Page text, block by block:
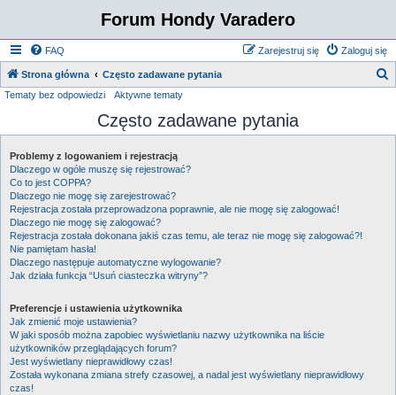
Forum Hondy Varadero
FAQ Zaloguj się
Zarejestruj się
Strona główna Często zadawane pytania
k
Tematy bez odpowiedzi Aktywne tematy
Często zadawane pytania
Problemy z logowaniem i rejestracją
Dlaczego w ogóle muszę się rejestrować?
Co to jest COPPA?
Dlaczego nie mogę się zarejestrować?
Rejestracja została przeprowadzona poprawnie, ale nie mogę się zalogować!
Dlaczego nie mogę się zalogować?
Rejestracja została dokonana jakiś czas temu, ale teraz nie mogę się zalogować?!
Nie pamiętam hasła!
Dlaczego następuje automatyczne wylogowanie?
Jak działa funkcja “Usuń ciasteczka witryny”?
Preferencje i ustawienia użytkownika
Jak zmienić moje ustawienia?
W jaki sposób można zapobiec wyświetlaniu nazwy użytkownika na liście
użytkowników przeglądających forum?
Jest wyświetlany nieprawidłowy czas!
Została wykonana zmiana strefy czasowej, a nadal jest wyświetlany nieprawidłowy
czas!